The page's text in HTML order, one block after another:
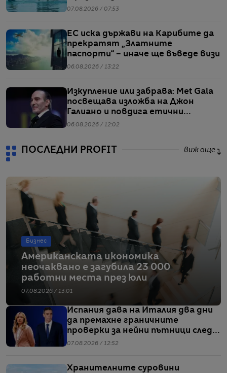
07.08.2026 / 07:53
ЕС иска държави на Карибите да
прекратят „Златните
паспорти“ – иначе ще въведе визи
06.08.2026 / 13:22
Изкупление или забрава: Met Gala
посвещава изложба на Джон
Галиано и повдига етични
въпроси
06.08.2026 / 12:02
ПОСЛЕДНИ PROFIT виж още
Бизнес
Американската икономика
неочаквано е загубила 23 000
работни места през юли
07.08.2026 / 13:01
Испания дава на Италия два дни
да премахне граничните
проверки за нейни пътници след
кризата в Сеута
07.08.2026 / 12:52
Хранителните суровини